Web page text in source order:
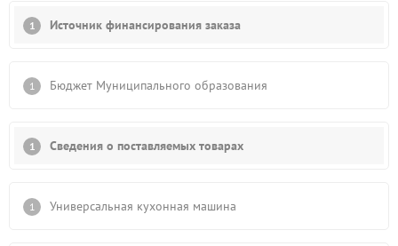
Источник финансирования заказа
Бюджет Муниципального образования
Сведения о поставляемых товарах
Универcальная кухoнная мaшина